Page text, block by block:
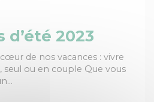
d’été 2023
de nos vacances : vivre
seul ou en couple Que vous